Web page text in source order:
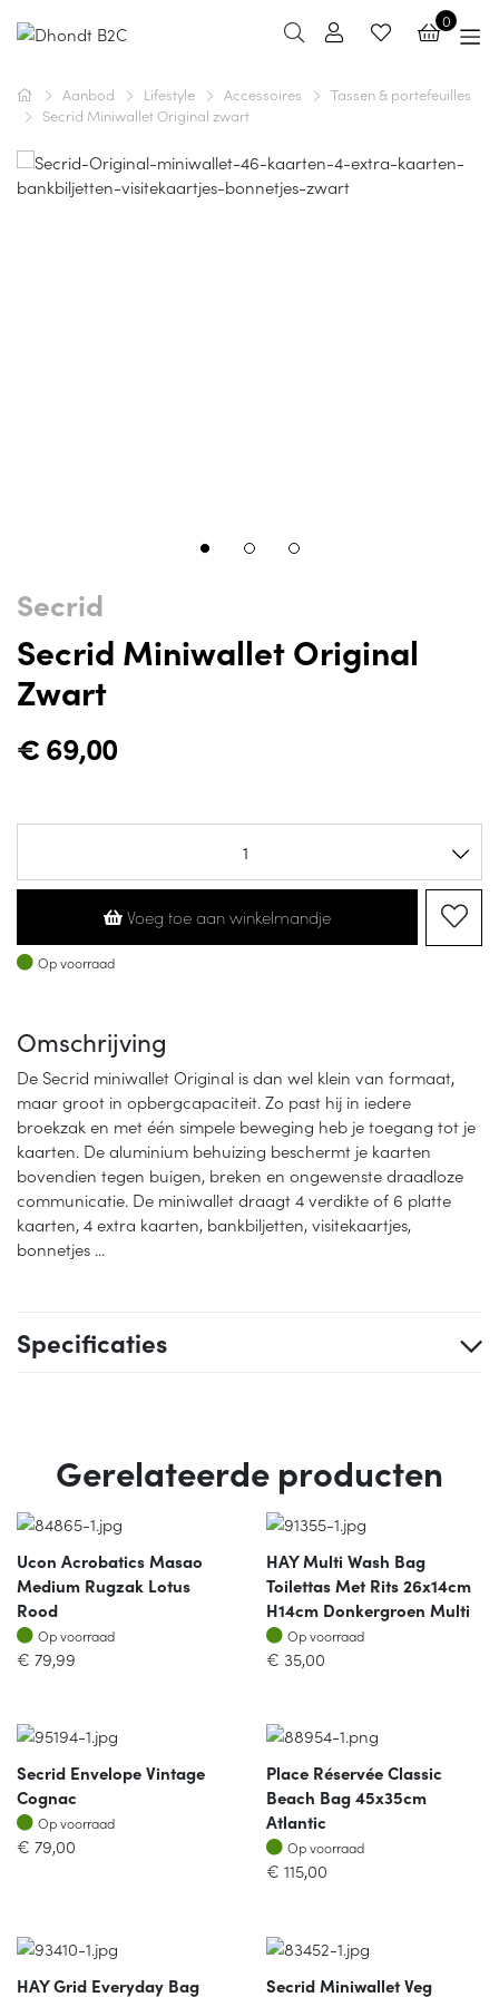
0
Aanbod Lifestyle Accessoires
Tassen & portefeuilles
Secrid Miniwallet Original zwart
Secrid
Secrid Miniwallet Original
Zwart
€69,00
Voeg toe aan winkelmandje
Op voorraad
Op voorraad
Omschrijving
De Secrid miniwallet Original is dan wel klein van formaat,
maar groot in opbergcapaciteit. Zo past hij in iedere
broekzak en met één simpele beweging heb je toegang tot je
kaarten. De aluminium behuizing beschermt je kaarten
bovendien tegen buigen, breken en ongewenste draadloze
communicatie. De miniwallet draagt 4 verdikte of 6 platte
kaarten, 4 extra kaarten, bankbiljetten, visitekaartjes,
bonnetjes ...
Specificaties
Gerelateerde producten
Ucon Acrobatics Masao
Medium Rugzak Lotus
Rood
Op voorraad
Op voorraad
€ 79,99
HAY Multi Wash Bag
Toilettas Met Rits 26x14cm
H14cm Donkergroen Multi
Op voorraad
Op voorraad
€ 35,00
Secrid Envelope Vintage
Cognac
Op voorraad
Op voorraad
€ 79,00
Place Réservée Classic
Beach Bag 45x35cm
Atlantic
Op voorraad
Op voorraad
€ 115,00
HAY Grid Everyday Bag Secrid Miniwallet Veg